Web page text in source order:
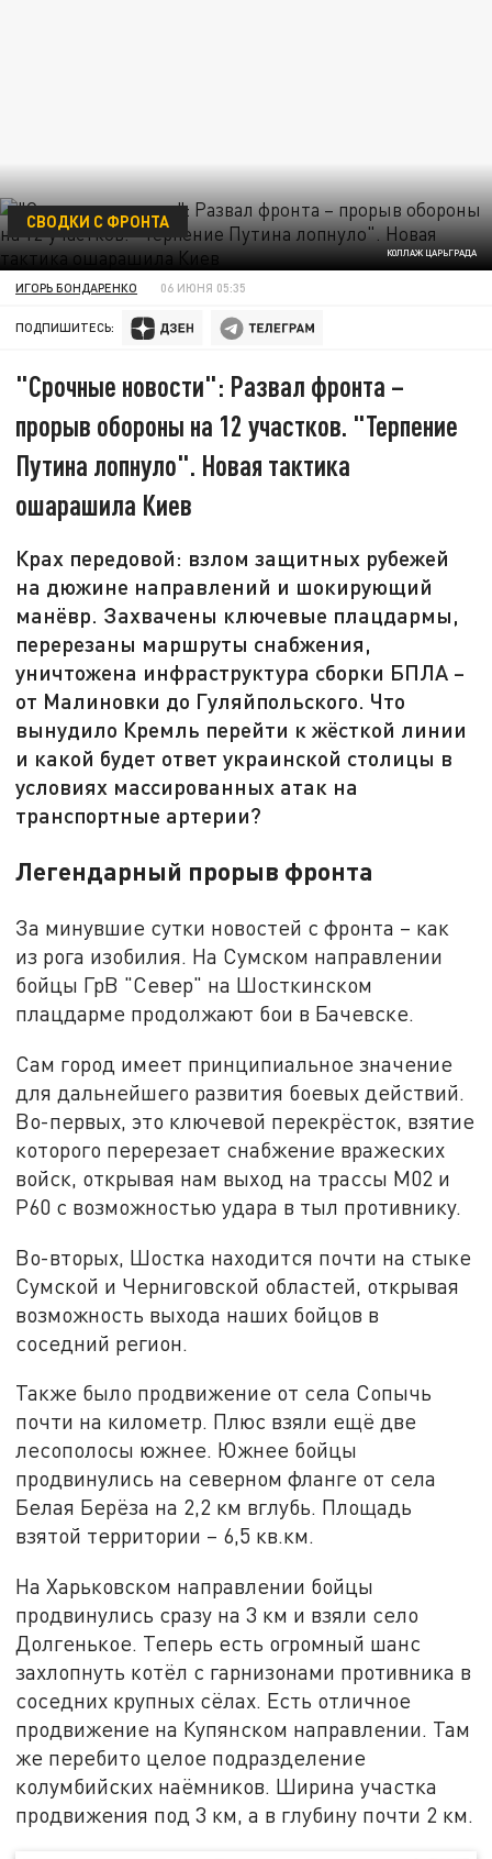
КОЛЛАЖ ЦАРЬГРАДА
СВОДКИ С ФРОНТА
ИГОРЬ БОНДАРЕНКО 06 ИЮНЯ 05:35
ПОДПИШИТЕСЬ:
"Срочные новости": Развал фронта –
прорыв обороны на 12 участков. "Терпение
Путина лопнуло". Новая тактика
ошарашила Киев
Крах передовой: взлом защитных рубежей
на дюжине направлений и шокирующий
манёвр. Захвачены ключевые плацдармы,
перерезаны маршруты снабжения,
уничтожена инфраструктура сборки БПЛА –
от Малиновки до Гуляйпольского. Что
вынудило Кремль перейти к жёсткой линии
и какой будет ответ украинской столицы в
условиях массированных атак на
транспортные артерии?
Легендарный прорыв фронта
За минувшие сутки новостей с фронта – как
из рога изобилия. На Сумском направлении
бойцы ГрВ "Север" на Шосткинском
плацдарме продолжают бои в Бачевске.
Сам город имеет принципиальное значение
для дальнейшего развития боевых действий.
Во-первых, это ключевой перекрёсток, взятие
которого перерезает снабжение вражеских
войск, открывая нам выход на трассы М02 и
Р60 с возможностью удара в тыл противнику.
Во-вторых, Шостка находится почти на стыке
Сумской и Черниговской областей, открывая
возможность выхода наших бойцов в
соседний регион.
Также было продвижение от села Сопычь
почти на километр. Плюс взяли ещё две
лесополосы южнее. Южнее бойцы
продвинулись на северном фланге от села
Белая Берёза на 2,2 км вглубь. Площадь
взятой территории – 6,5 кв.км.
На Харьковском направлении бойцы
продвинулись сразу на 3 км и взяли село
Долгенькое. Теперь есть огромный шанс
захлопнуть котёл с гарнизонами противника в
соседних крупных сёлах. Есть отличное
продвижение на Купянском направлении. Там
же перебито целое подразделение
колумбийских наёмников. Ширина участка
продвижения под 3 км, а в глубину почти 2 км.